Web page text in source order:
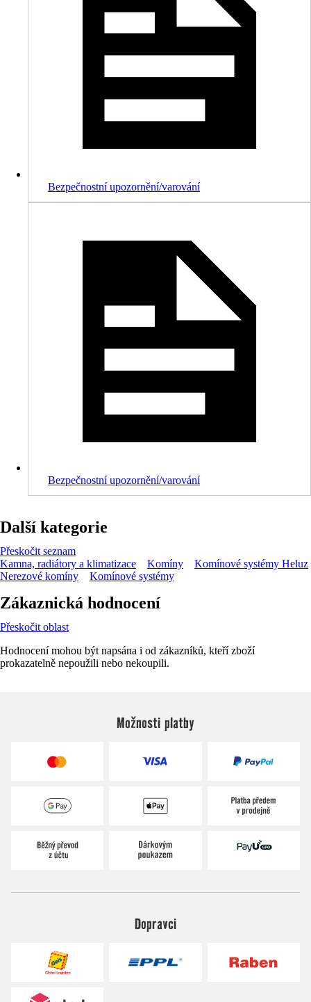
Bezpečnostní upozornění/varování
Bezpečnostní upozornění/varování
Další kategorie
Přeskočit seznam
Kamna, radiátory a klimatizace
Komíny
Komínové systémy Heluz
Nerezové komíny
Komínové systémy
Zákaznická hodnocení
Přeskočit oblast
Hodnocení mohou být napsána i od zákazníků, kteří zboží
prokazatelně nepoužili nebo nekoupili.
Možnosti platby
Dopravci